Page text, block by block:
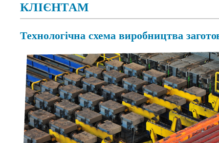
КЛІЄНТАМ
Технологічна схема виробництва